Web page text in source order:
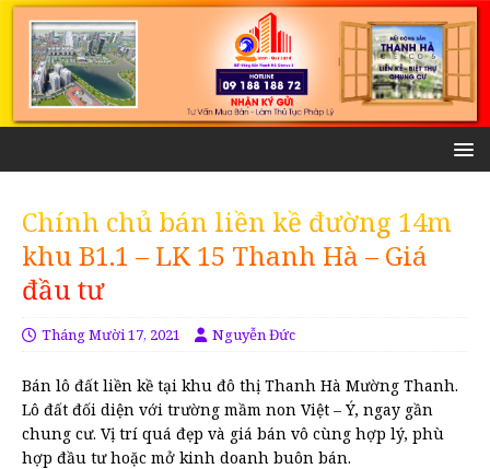
Chính chủ bán liền kề đường 14m
khu B1.1 – LK 15 Thanh Hà – Giá
đầu tư
Tháng Mười 17, 2021 Nguyễn Đức
Bán lô đất liền kề tại khu đô thị Thanh Hà Mường Thanh.
Lô đất đối diện với trường mầm non Việt – Ý, ngay gần
chung cư. Vị trí quá đẹp và giá bán vô cùng hợp lý, phù
hợp đầu tư hoặc mở kinh doanh buôn bán.